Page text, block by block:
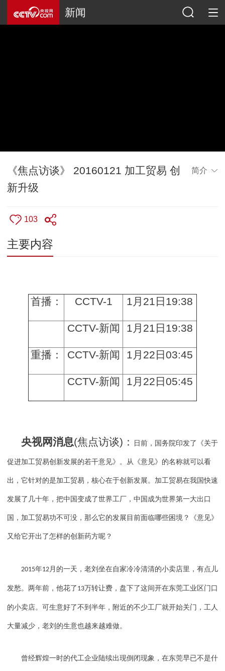
新闻
《焦点访谈》 20160121 加工贸易 创
新升级
简介
103
主要内容
首播： CCTV-1 1月21日19:38
CCTV-新闻 1月21日19:38
重播： CCTV-新闻 1月22日03:45
CCTV-新闻 1月22日05:45
央视网消息(焦点访谈)： 日前，国务院印发了《关于
促进加工贸易创新发展的若干意见》。从《意见》的名称就可以看
出，它针对的是加工贸易，核心在于创新发展。加工贸易在我国快速
发展了几十年，把中国变成了世界工厂，中国成为世界第一大出口
国，加工贸易功不可没，那么它的发展目前面临哪些困境？《意见》
又给它开出了怎样的创新药方呢？
2015年12月的一天，老刘坐在自家冷冷清清的小卖店里，有点儿
发愁。两年前，他花了 13万转让费，盘下了这间开在东莞工业区门口
的小卖店。可生意好了不到半年，附近的不少工厂就开始关门，工人
大量减少，老刘的生意也越来越难做。
曾经辉煌一时的代工企业陆续出现倒闭现象，在东莞早已不是什